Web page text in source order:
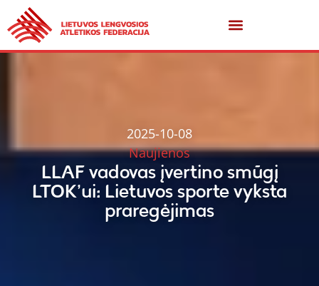
2025-10-08
Naujienos
LLAF vadovas įvertino smūgį
LTOK’ui: Lietuvos sporte vyksta
praregėjimas